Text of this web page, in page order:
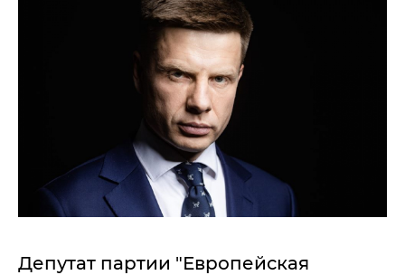
Депутат партии "Европейская